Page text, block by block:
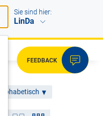
Sie sind hier:
LinDa
FEEDBACK
Alphabetisch